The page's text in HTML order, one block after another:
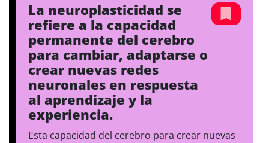
La neuroplasticidad se
refiere a la capacidad
permanente del cerebro
para cambiar, adaptarse o
crear nuevas redes
neuronales en respuesta
al aprendizaje y la
experiencia.
Esta capacidad del cerebro para crear nuevas